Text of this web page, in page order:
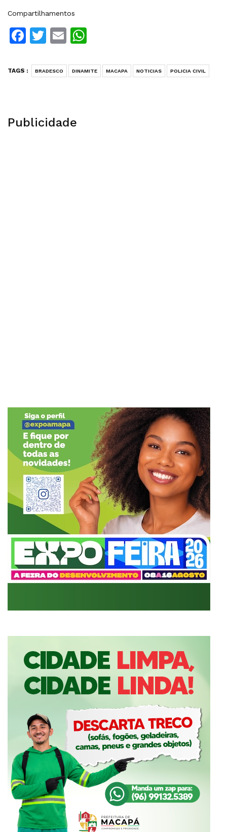
Compartilhamentos
Facebook
Twitter
Email
TAGS : BRADESCO DINAMITE MACAPA NOTICIAS POLICIA CIVIL
Publicidade